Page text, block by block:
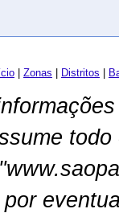
Zonas Distritos